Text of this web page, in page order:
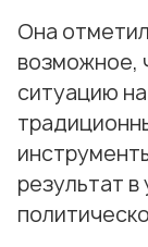
Она
возможное,
ситуацию
результат